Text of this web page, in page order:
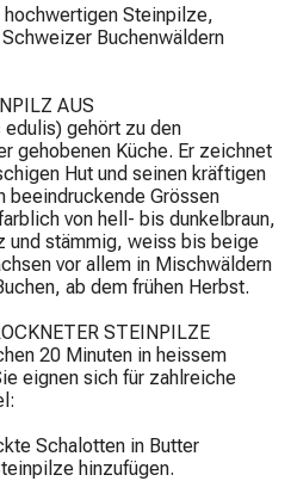
hochwertigen Steinpilze,
Buchenwäldern
AUS
gehört zu den
gehobenen Küche. Er zeichnet
Hut und seinen kräftigen
beeindruckende Grössen
von hell- bis dunkelbraun,
und stämmig, weiss bis beige
vor allem in Mischwäldern
ab dem frühen Herbst.
STEINPILZE
20 Minuten in heissem
eignen sich für zahlreiche
Schalotten in Butter
hinzufügen.